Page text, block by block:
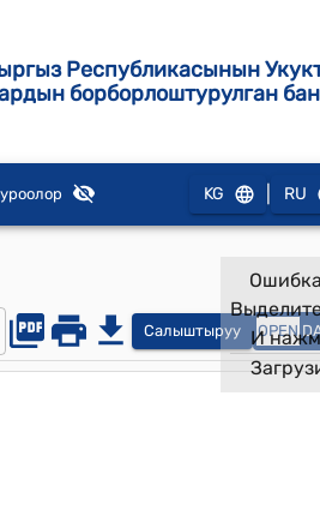
Республикасынын
борборлоштурулган
KG RU
Салыштыруу OPEN
И